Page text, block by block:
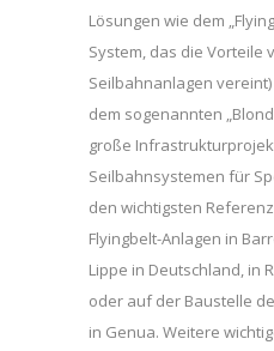
Lösungen wie dem
System, das die Vorteile
Seilbahnanlagen
dem sogenannten
große
Seilbahnsystemen für
den wichtigsten
Flyingbelt-Anlagen in
Lippe in Deutschland, in
oder auf der Baustelle
in Genua. Weitere